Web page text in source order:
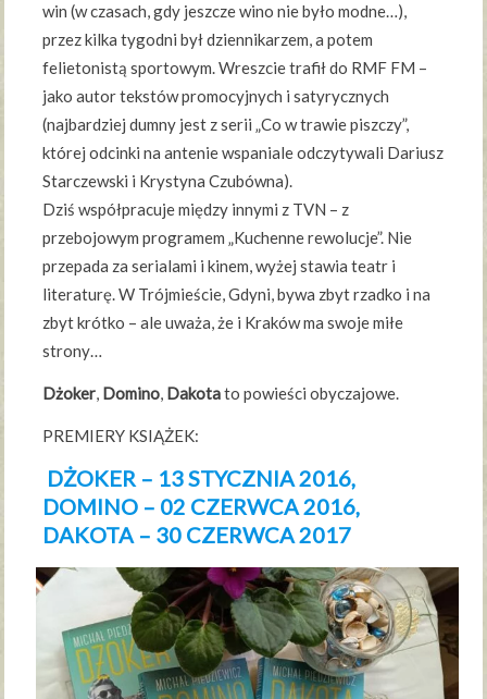
win (w czasach, gdy jeszcze wino nie było modne…),
przez kilka tygodni był dziennikarzem, a potem
felietonistą sportowym. Wreszcie trafił do RMF FM –
jako autor tekstów promocyjnych i satyrycznych
(najbardziej dumny jest z serii „Co w trawie piszczy”,
której odcinki na antenie wspaniale odczytywali Dariusz
Starczewski i Krystyna Czubówna).
Dziś współpracuje między innymi z TVN – z
przebojowym programem „Kuchenne rewolucje”. Nie
przepada za serialami i kinem, wyżej stawia teatr i
literaturę. W Trójmieście, Gdyni, bywa zbyt rzadko i na
zbyt krótko – ale uważa, że i Kraków ma swoje miłe
strony…
Dżoker, Domino, Dakotato powieści obyczajowe.
PREMIERY KSIĄŻEK:
DŻOKER – 13 STYCZNIA 2016,
DOMINO – 02 CZERWCA 2016,
DAKOTA – 30 CZERWCA 2017